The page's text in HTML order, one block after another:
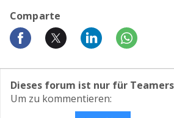
Comparte
Dieses forum ist nur für
Um zu kommentieren: